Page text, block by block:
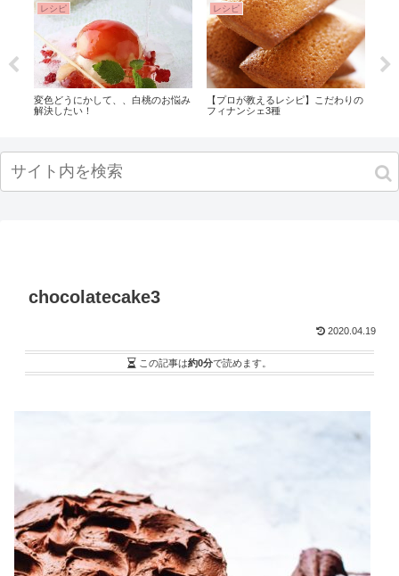
レシピ
変色どうにかして、、白桃のお悩み
解決したい！
レシピ
【プロが教えるレシピ】こだわりの
フィナンシェ3種
chocolatecake3
2020.04.19
この記事は約0分で読めます。